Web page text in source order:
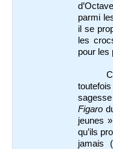
parmi
il se
les
pour les
Figaro
jeunes
qu’ils
jamais